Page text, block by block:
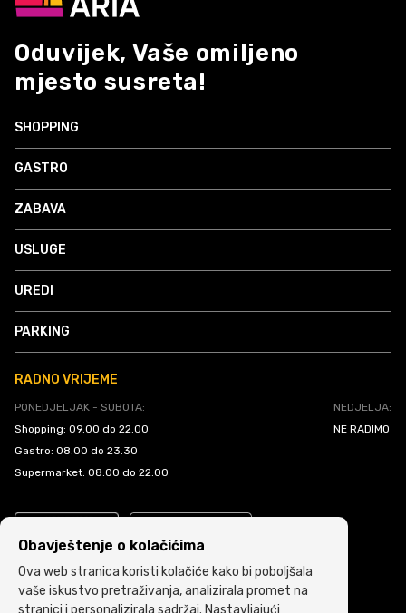
Oduvijek, Vaše omiljeno
mjesto susreta!
SHOPPING
GASTRO
ZABAVA
USLUGE
UREDI
PARKING
RADNO VRIJEME
PONEDJELJAK - SUBOTA:
Shopping: 09.00 do 22.00
Gastro: 08.00 do 23.30
Supermarket: 08.00 do 22.00
NEDJELJA:
NE RADIMO
Obavještenje o kolačićima
Ova web stranica koristi kolačiće kako bi poboljšala
vaše iskustvo pretraživanja, analizirala promet na
stranici i personalizirala sadržaj. Nastavljajući